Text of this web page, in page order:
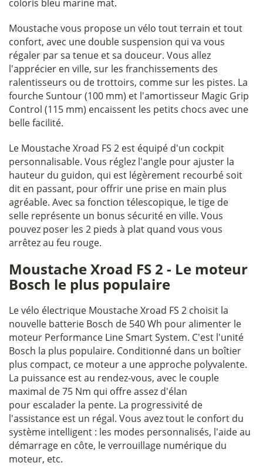
coloris bleu marine mat.
Moustache vous propose un vélo tout terrain et tout
confort, avec une double suspension qui va vous
régaler par sa tenue et sa douceur. Vous allez
l'apprécier en ville, sur les franchissements des
ralentisseurs ou de trottoirs, comme sur les pistes. La
fourche Suntour (100 mm) et l'amortisseur Magic Grip
Control (115 mm) encaissent les petits chocs avec une
belle facilité.
Le Moustache Xroad FS 2 est équipé d'un cockpit
personnalisable. Vous réglez l'angle pour ajuster la
hauteur du guidon, qui est légèrement recourbé soit
dit en passant, pour offrir une prise en main plus
agréable. Avec sa fonction télescopique, le tige de
selle représente un bonus sécurité en ville. Vous
pouvez poser les 2 pieds à plat quand vous vous
arrêtez au feu rouge.
Moustache Xroad FS 2 - Le moteur
Bosch le plus populaire
Le vélo électrique Moustache Xroad FS 2 choisit la
nouvelle batterie Bosch de 540 Wh pour alimenter le
moteur Performance Line Smart System. C'est l'unité
Bosch la plus populaire. Conditionné dans un boîtier
plus compact, ce moteur a une approche polyvalente.
La puissance est au rendez-vous, avec le couple
maximal de 75 Nm qui offre assez d'élan
pour escalader la pente. La progressivité de
l'assistance est un régal. Vous avez tout le confort du
système intelligent : les modes personnalisés, l'aide au
démarrage en côte, le verrouillage numérique du
moteur, etc.